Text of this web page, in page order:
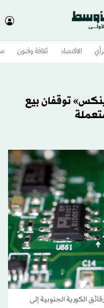
الاقتصاد ثقافة وفنون
توقفان بيع
الكورية الجنوبية إلى